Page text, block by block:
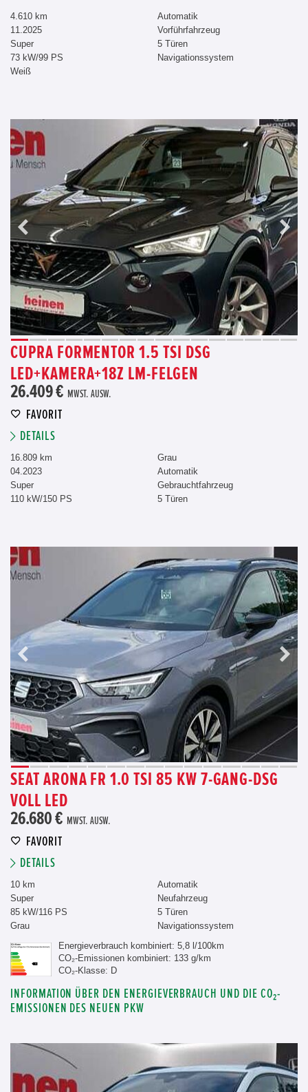
4.610 km
11.2025
Super
73 kW/99 PS
Weiß
Automatik
Vorführfahrzeug
5 Türen
Navigationssystem
CUPRA FORMENTOR 1.5 TSI DSG
LED+KAMERA+18Z LM-FELGEN
26.409 € MWST. AUSW.
FAVORIT
DETAILS
16.809 km
04.2023
Super
110 kW/150 PS
Grau
Automatik
Gebrauchtfahrzeug
5 Türen
SEAT ARONA FR 1.0 TSI 85 KW 7-GANG-DSG
VOLL LED
26.680 € MWST. AUSW.
FAVORIT
DETAILS
10 km
Super
85 kW/116 PS
Grau
Automatik
Neufahrzeug
5 Türen
Navigationssystem
Energieverbrauch kombiniert: 5,8 l/100km
CO₂-Emissionen kombiniert: 133 g/km
CO₂-Klasse: D
INFORMATION ÜBER DEN ENERGIEVERBRAUCH UND DIE CO₂-
EMISSIONEN DES NEUEN PKW